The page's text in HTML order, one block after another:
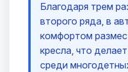
Благодаря трем
второго ряда, в
комфортом
кресла, что
среди